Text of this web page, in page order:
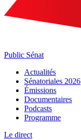
Public Sénat
Actualités
Sénatoriales 2026
Émissions
Documentaires
Podcasts
Programme
Le direct